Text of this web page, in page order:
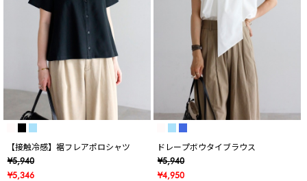
【接触冷感】裾フレアポロシャツ
¥5,940
¥5,346
ドレープボウタイブラウス
¥5,940
¥4,950